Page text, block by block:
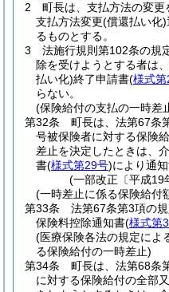
2
町長は、支払方法の変
支払方法変更(償還払い化)
るものとする。
3
法施行規則第102条の規
除を受けようとする者は
払い化)終了申請書(様式
らない。
(保険給付の支払の一時差
第32条
町長は、法第67条
号被保険者に対する保険
差止を決定したときは、
書(様式第29号)により通
(一部改正〔平成19
(一時差止に係る保険給付
第33条
法第67条第3項の
保険料控除通知書(様式第
(医療保険各法の規定によ
る保険給付の一時差止)
第34条
町長は、法第68条
に対する保険給付の全部